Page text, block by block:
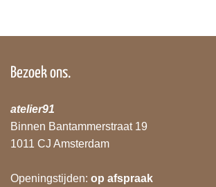
Bezoek ons.
atelier91
Binnen Bantammerstraat 19
1011 CJ Amsterdam
Openingstijden: op afspraak